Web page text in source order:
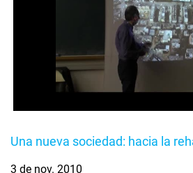
Una nueva sociedad: hacia la
3 de nov. 2010